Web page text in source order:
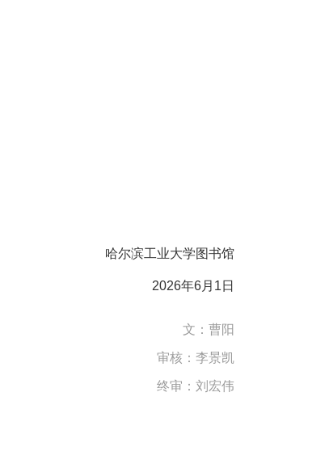
哈尔滨工业大学图书馆
2026年6月1日
文： 曹阳
审核： 李景凯
终审：刘宏伟